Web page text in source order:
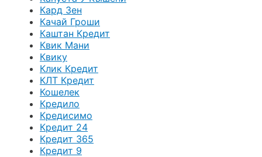
Кард Зен
Качай Гроши
Каштан Кредит
Квик Мани
Квику
Клик Кредит
КЛТ Кредит
Кошелек
Кредило
Кредисимо
Кредит 24
Кредит 365
Кредит 9